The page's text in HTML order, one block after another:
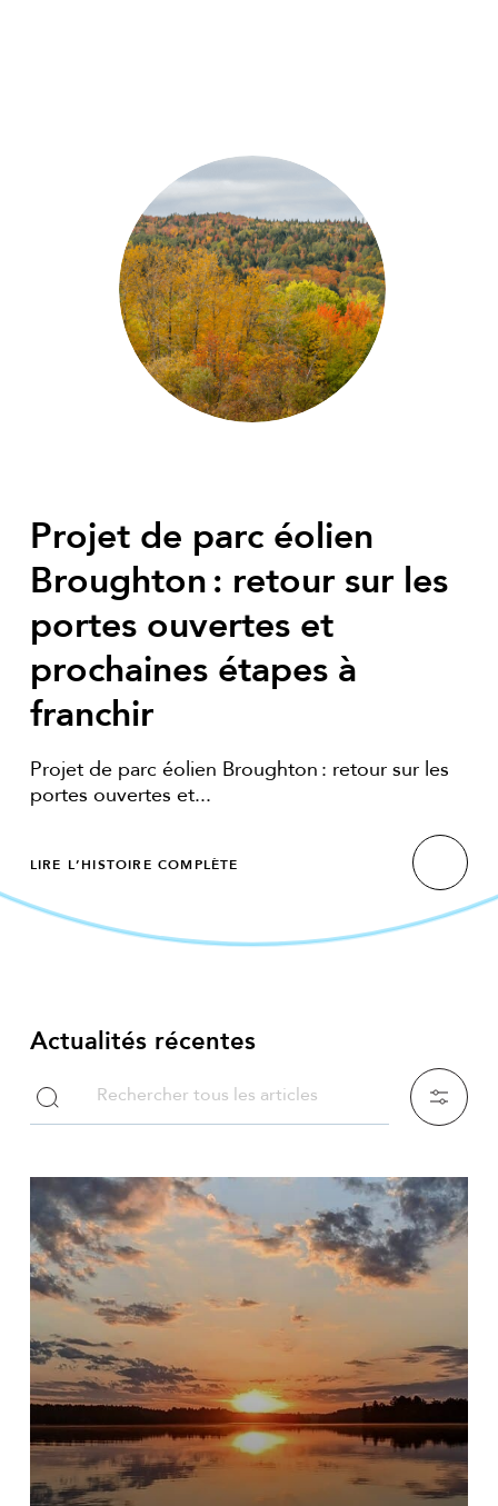
Projet de parc éolien
Broughton : retour sur les
portes ouvertes et
prochaines étapes à
franchir
Projet de parc éolien Broughton : retour sur les
portes ouvertes et...
LIRE L’HISTOIRE COMPLÈTE
Actualités récentes